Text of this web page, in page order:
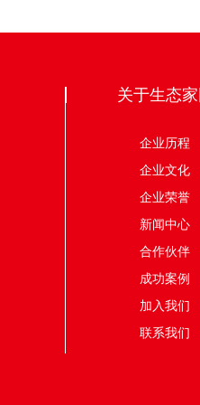
关于生态家
企业历程
企业文化
企业荣誉
新闻中心
合作伙伴
成功案例
加入我们
联系我们